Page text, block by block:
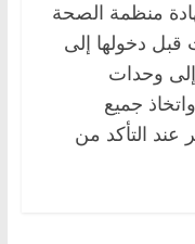
منظمة الصحة
قبل دخولها إلى
إلى وحدات
جميع
عند التأكد من